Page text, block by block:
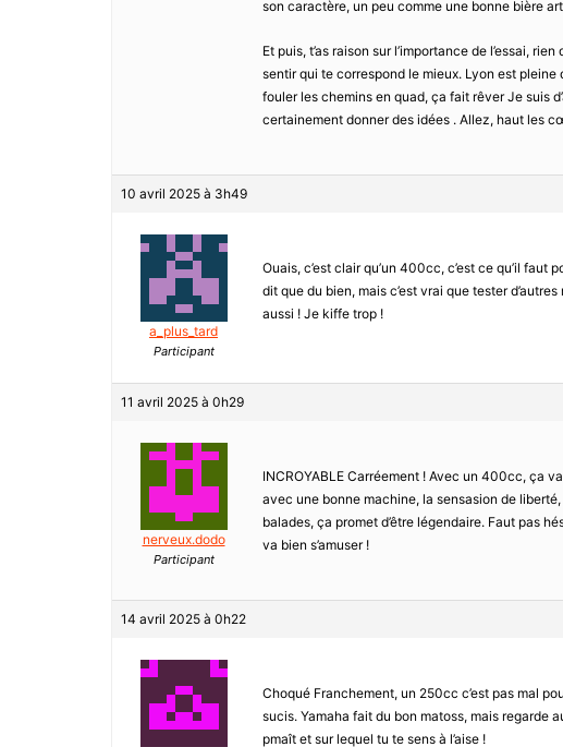
son caractère, un peu comme une bonne bière
Et puis, t’as raison sur l’importance de l’essai,
sentir qui te correspond le mieux. Lyon est
fouler les chemins en quad, ça fait rêver Je suis
certainement donner des idées . Allez, haut les
10 avril 2025 à 3h49
a_plus_tard
Participant
Ouais, c’est clair qu’un 400cc, c’est ce qu’il
dit que du bien, mais c’est vrai que tester
aussi ! Je kiffe trop !
11 avril 2025 à 0h29
nerveux.dodo
Participant
INCROYABLE Carréement ! Avec un 400cc, ça
avec une bonne machine, la sensasion de
balades, ça promet d’être légendaire. Faut pas
va bien s’amuser !
14 avril 2025 à 0h22
Choqué Franchement, un 250cc c’est pas mal
sucis. Yamaha fait du bon matoss, mais regarde
pmaît et sur lequel tu te sens à l’aise !